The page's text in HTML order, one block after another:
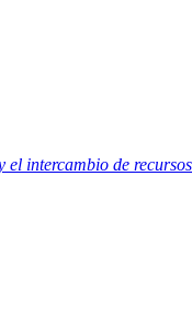
intercambio de